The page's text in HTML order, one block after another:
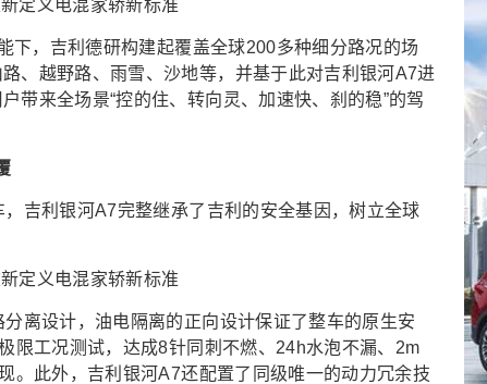
下，吉利德研构建起覆盖全球200多种细分路况的场
、越野路、雨雪、沙地等，并基于此对吉利银河A7进
带来全场景“控的住、转向灵、加速快、刹的稳”的驾
吉利银河A7完整继承了吉利的安全基因，树立全球
离设计，油电隔离的正向设计保证了整车的原生安
限工况测试，达成8针同刺不燃、24h水泡不漏、2m
此外，吉利银河A7还配置了同级唯一的动力冗余技